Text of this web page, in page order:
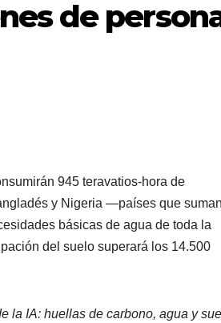
de
945 teravatios-hora de
y Nigeria —países que suman
básicas de agua de toda la
del suelo superará los 14.500
la IA: huellas de carbono, agua y